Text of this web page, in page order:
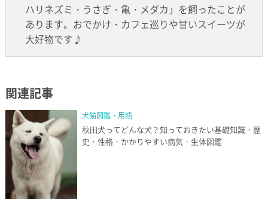
ハリネズミ・うさぎ・亀・メダカ」を飼ったことが
あります。おでかけ・カフェ巡りや甘いスイーツが
大好物です♪
関連記事
犬猫図鑑・用語
秋田犬ってどんな犬？知っておきたい基礎知識・歴
史・性格・かかりやすい病気・生体図鑑